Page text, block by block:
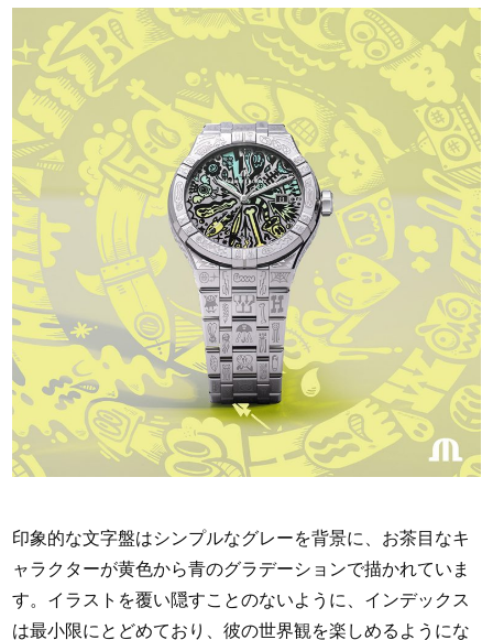
印象的な文字盤はシンプルなグレーを背景に、お茶目なキ
ャラクターが黄色から青のグラデーションで描かれていま
す。イラストを覆い隠すことのないように、インデックス
は最小限にとどめており、彼の世界観を楽しめるようにな